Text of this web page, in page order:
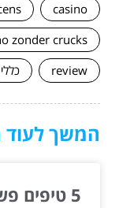
casino
zonder crucks
review
כללי
המשך לעוד
5 טיפים